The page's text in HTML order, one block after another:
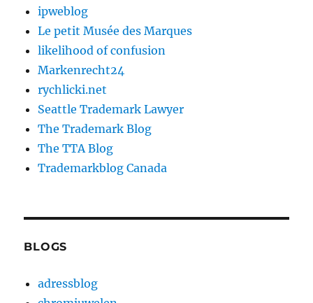
ipweblog
Le petit Musée des Marques
likelihood of confusion
Markenrecht24
rychlicki.net
Seattle Trademark Lawyer
The Trademark Blog
The TTA Blog
Trademarkblog Canada
BLOGS
adressblog